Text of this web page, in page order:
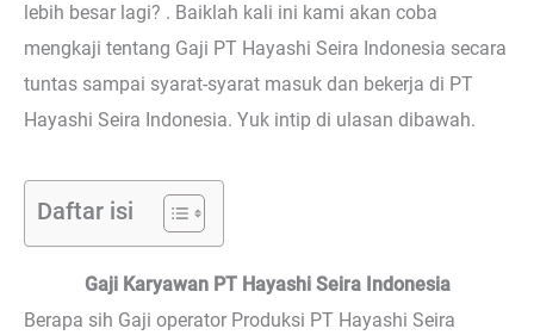
lebih besar lagi? . Baiklah kali ini kami akan coba
mengkaji tentang Gaji PT Hayashi Seira Indonesia secara
tuntas sampai syarat-syarat masuk dan bekerja di PT
Hayashi Seira Indonesia. Yuk intip di ulasan dibawah.
Daftar isi
Gaji Karyawan PT Hayashi Seira Indonesia
Berapa sih Gaji operator Produksi PT Hayashi Seira